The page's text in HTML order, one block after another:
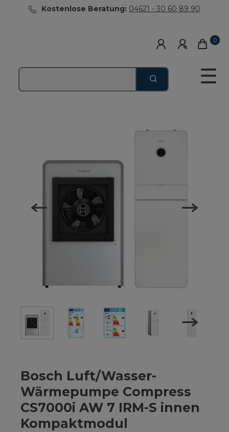
Kostenlose Beratung: 04621 - 30 60 89 90
0
☰
Bosch Luft/Wasser-
Wärmepumpe Compress
CS7000i AW 7 IRM-S innen
Kompaktmodul